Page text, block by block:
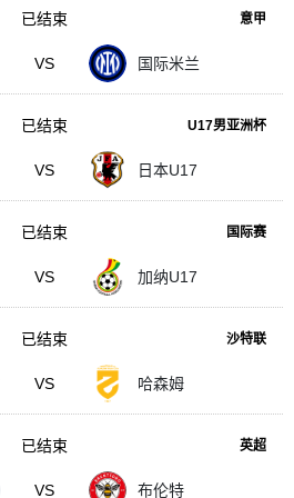
意甲
VS 国际米兰
已结束
U17男亚洲杯
VS 日本U17
已结束
国际赛
VS 加纳U17
已结束
沙特联
VS 哈森姆
已结束
英超
VS 布伦特
已结束